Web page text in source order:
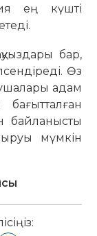
ең күшті
бар,
Өз
адам
байланысты
мүмкін